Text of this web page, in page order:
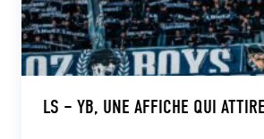
LS – YB, UNE AFFICHE QUI